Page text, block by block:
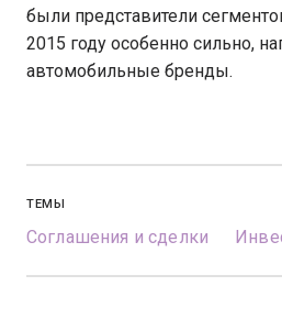
были представители
2015 году особенно сильно,
автомобильные бренды.
ТЕМЫ
Соглашения и сделки